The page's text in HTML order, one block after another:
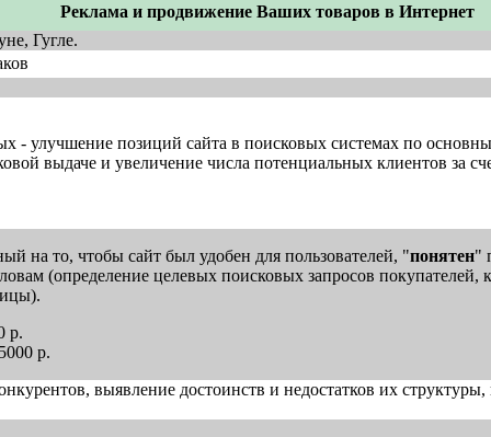
Реклама и продвижение Ваших товаров в Интернет
Гугле.
- улучшение позиций сайта в поисковых системах по
выдаче и увеличение числа потенциальных клиентов за
на то, чтобы сайт был удобен для пользователей, "понятен"
(определение целевых поисковых запросов покупателей,
р.
р.
выявление достоинств и недостатков их